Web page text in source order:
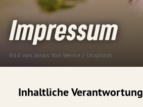
Bild von Jonas Von Werne / Unsplash
Impressum
Inhaltliche Verantwortung